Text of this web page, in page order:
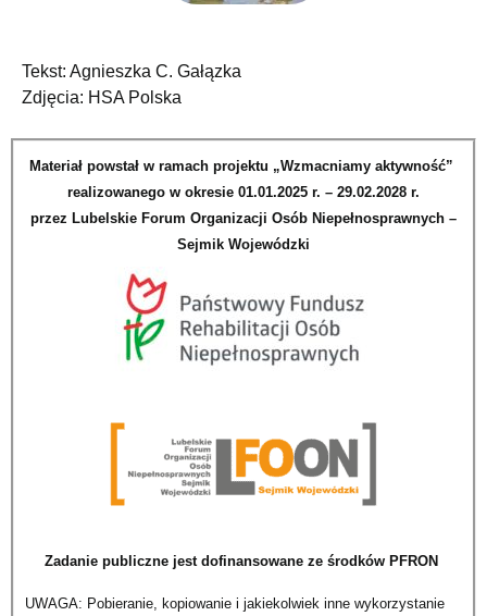
Tekst: Agnieszka C. Gałązka
Zdjęcia: HSA Polska
Materiał powstał w ramach projektu „Wzmacniamy aktywność”
realizowanego w okresie 01.01.2025 r. – 29.02.2028 r.
przez Lubelskie Forum Organizacji Osób Niepełnosprawnych –
Sejmik Wojewódzki
Zadanie publiczne jest dofinansowane ze środków PFRON
UWAGA: Pobieranie, kopiowanie i jakiekolwiek inne wykorzystanie